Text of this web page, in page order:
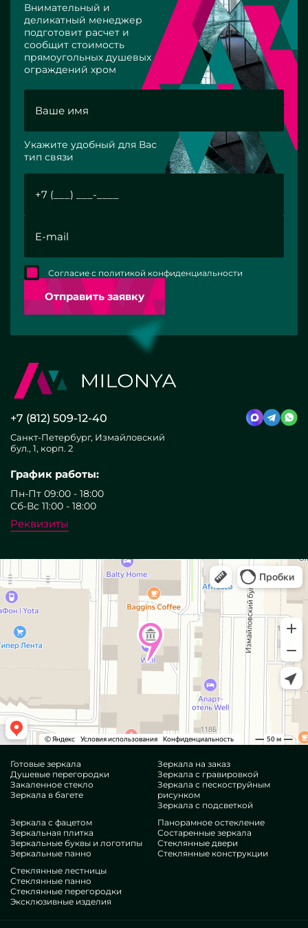
Внимательный и
деликатный менеджер
подготовит расчет и
сообщит стоимость
прямоугольных душевых
ограждений хром
Укажите удобный для Вас
тип связи
Отправить заявку
Согласие с политикой конфиденциальности
+7 (812) 509-12-40
Санкт-Петербург, Измайловский
бул., 1, корп. 2
График работы:
Пн-Пт 09:00 - 18:00
Сб-Вс 11:00 - 18:00
Реквизиты
Готовые зеркала
Душевые перегородки
Закаленное стекло
Зеркала в багете
Зеркала на заказ
Зеркала с гравировкой
Зеркала с пескоструйным
рисунком
Зеркала с подсветкой
Зеркала с фацетом
Зеркальная плитка
Зеркальные буквы и логотипы
Зеркальные панно
Панорамное остекление
Состаренные зеркала
Стеклянные двери
Стеклянные конструкции
Стеклянные лестницы
Стеклянные панно
Стеклянные перегородки
Эксклюзивные изделия